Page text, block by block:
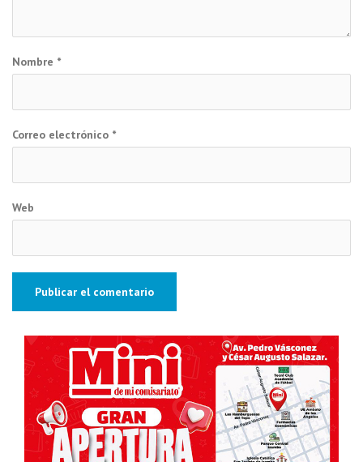
Nombre *
Correo electrónico *
Web